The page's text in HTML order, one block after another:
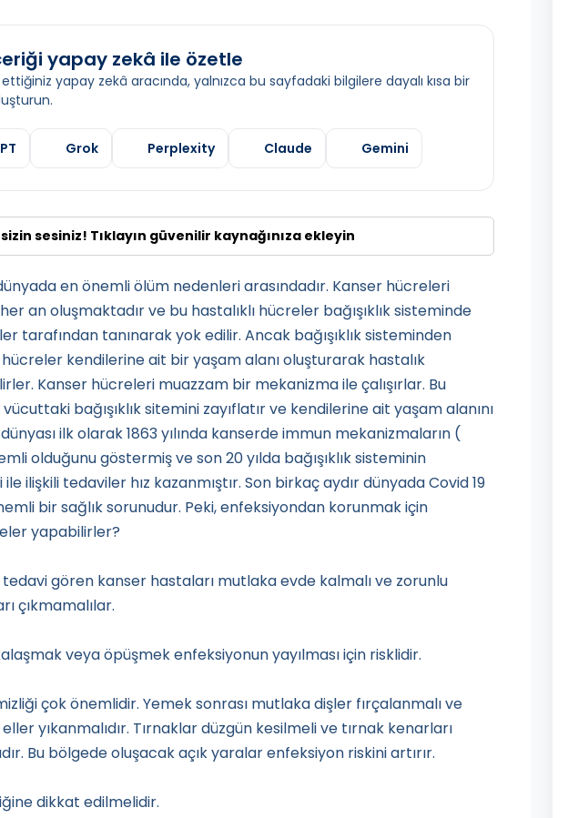
yapay zekâ ile özetle
yapay zekâ aracında, yalnızca bu sayfadaki bilgilere dayalı kısa bir
Grok Perplexity Claude Gemini
sesiniz! Tıklayın güvenilir kaynağınıza ekleyin
en önemli ölüm nedenleri arasındadır. Kanser hücreleri
an oluşmaktadır ve bu hastalıklı hücreler bağışıklık sisteminde
tarafından tanınarak yok edilir. Ancak bağışıklık sisteminden
kendilerine ait bir yaşam alanı oluşturarak hastalık
Kanser hücreleri muazzam bir mekanizma ile çalışırlar. Bu
bağışıklık sitemini zayıflatır ve kendilerine ait yaşam alanını
ilk olarak 1863 yılında kanserde immun mekanizmaların (
olduğunu göstermiş ve son 20 yılda bağışıklık sisteminin
ilişkili tedaviler hız kazanmıştır. Son birkaç aydır dünyada Covid 19
bir sağlık sorunudur. Peki, enfeksiyondan korunmak için
yapabilirler?
tedavi gören kanser hastaları mutlaka evde kalmalı ve zorunlu
çıkmamalılar.
veya öpüşmek enfeksiyonun yayılması için risklidir.
çok önemlidir. Yemek sonrası mutlaka dişler fırçalanmalı ve
yıkanmalıdır. Tırnaklar düzgün kesilmeli ve tırnak kenarları
Bu bölgede oluşacak açık yaralar enfeksiyon riskini artırır.
dikkat edilmelidir.